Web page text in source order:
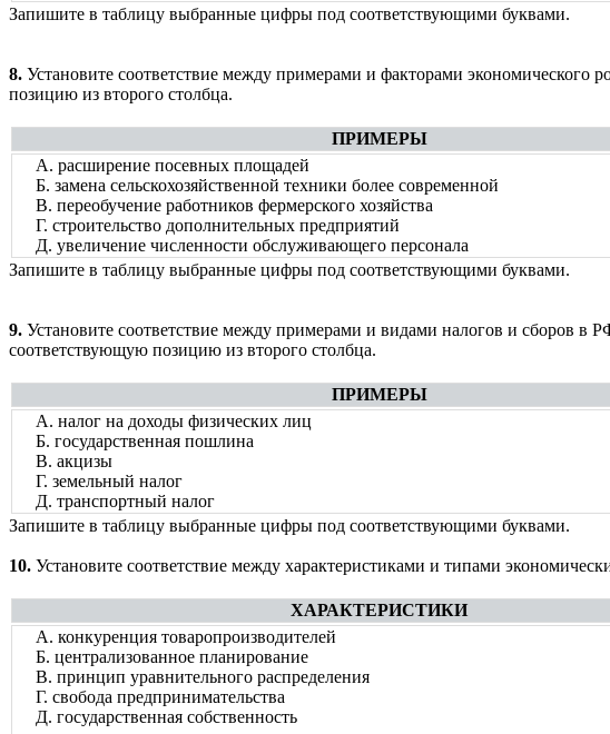
Запишите в таблицу выбранные цифры под соответствующими буквами.
8. Установите соответствие между примерами и факторами
позицию из второго столбца.
ПРИМЕРЫ
А. расширение посевных площадей
Б. замена сельскохозяйственной техники более современной
В. переобучение работников фермерского хозяйства
Г. строительство дополнительных предприятий
Д. увеличение численности обслуживающего персонала
Запишите в таблицу выбранные цифры под соответствующими буквами.
9. Установите соответствие между примерами и видами налогов и сборов
соответствующую позицию из второго столбца.
ПРИМЕРЫ
А. налог на доходы физических лиц
Б. государственная пошлина
В. акцизы
Г. земельный налог
Д. транспортный налог
Запишите в таблицу выбранные цифры под соответствующими буквами.
10. Установите соответствие между характеристиками и типами
ХАРАКТЕРИСТИКИ
А. конкуренция товаропроизводителей
Б. централизованное планирование
В. принцип уравнительного распределения
Г. свобода предпринимательства
Д. государственная собственность